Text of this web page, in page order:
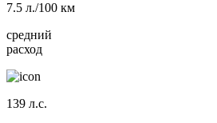
7.5 л./100 км
средний
расход
139 л.с.